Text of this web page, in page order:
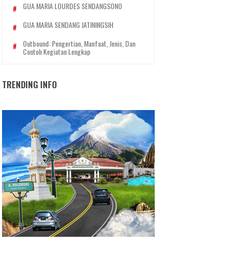
GUA MARIA LOURDES SENDANGSONO
GUA MARIA SENDANG JATININGSIH
Outbound: Pengertian, Manfaat, Jenis, Dan
Contoh Kegiatan Lengkap
TRENDING INFO